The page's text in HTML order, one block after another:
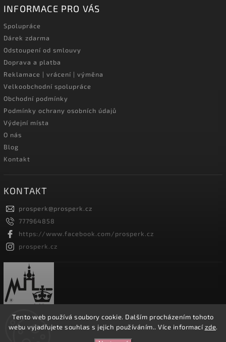
Tento web používá soubory cookie. Dalším procházením tohoto
webu vyjadřujete souhlas s jejich používáním.. Více informacízde.
INFORMACE PRO VÁS
Spolupráce
Dárek zdarma
Odstoupení od smlouvy
Doprava a platba
Reklamace | vrácení | výměna
Velkoobchodní spolupráce
Obchodní podmínky
Podmínky ochrany osobních údajů
Výdejní místa
O nás
Blog
Kontakt
KONTAKT
prosperk@prosperk.cz
777964858
https://www.facebook.com/prosperk.cz
prosperk.cz
Prošperk.cz. Všechna práva vyhrazena.